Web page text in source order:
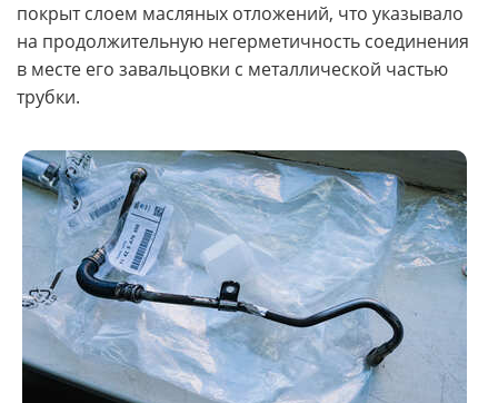
покрыт слоем масляных отложений, что указывало
на продолжительную негерметичность соединения
в месте его завальцовки с металлической частью
трубки.